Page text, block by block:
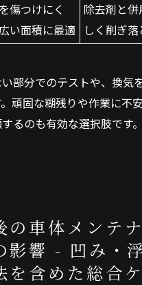
傷つけにく
い面積に最適
除去剤と
しく削ぎ落
部分でのテストや、換気
頑固な糊残りや作業に不
るのも有効な選択肢です。
の車体メンテ
影響 - 凹み・
を含めた総合